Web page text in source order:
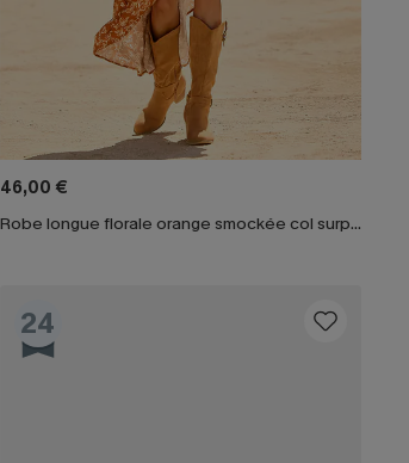
46,00 €
Robe longue florale orange smockée col surplis
24